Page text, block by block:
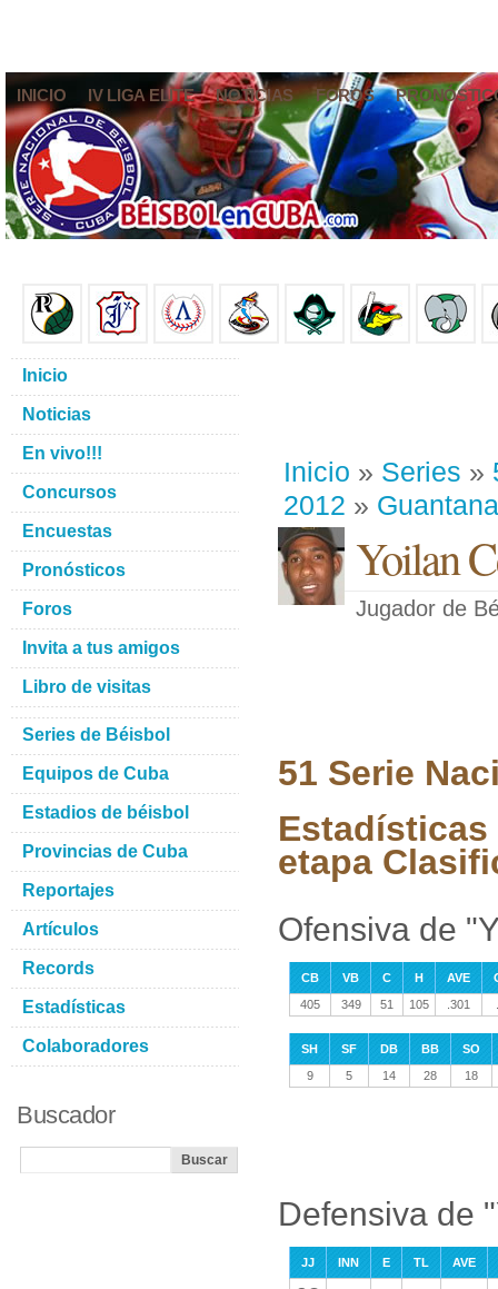
INICIO IV LIGA ELITE NOTICIAS FOROS
Inicio » Series »
2012 »
Yoilan
Jugador de
51 Serie
Estadísticas
etapa
Ofensiva de
CB VB C H AVE
405
349 51 105 .301
SH SF DB BB
SO
9
5 14 28 18
Defensiva de
JJ INN E TL AVE
Inicio
Noticias
En vivo!!!
Concursos
Encuestas
Pronósticos
Foros
Invita a tus amigos
Libro de visitas
Series de Béisbol
Equipos de Cuba
Estadios de béisbol
Provincias de Cuba
Reportajes
Artículos
Records
Estadísticas
Colaboradores
Buscador